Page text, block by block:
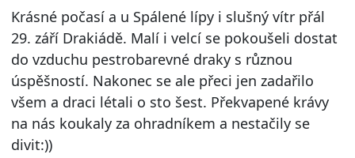
Krásné počasí a u Spálené lípy i slušný vítr přál
29. září Drakiádě. Malí i velcí se pokoušeli dostat
do vzduchu pestrobarevné draky s různou
úspěšností. Nakonec se ale přeci jen zadařilo
všem a draci létali o sto šest. Překvapené krávy
na nás koukaly za ohradníkem a nestačily se
divit:))